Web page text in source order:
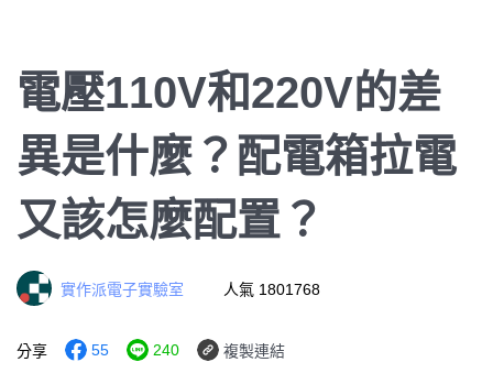
電壓110V和220V的差
異是什麼？配電箱拉電
又該怎麼配置？
實作派電子實驗室 人氣 1801768
分享 55 240 複製連結